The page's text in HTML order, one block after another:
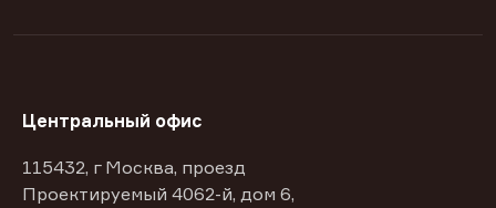
Центральный офис
115432, г Москва, проезд
Проектируемый 4062-й, дом 6,